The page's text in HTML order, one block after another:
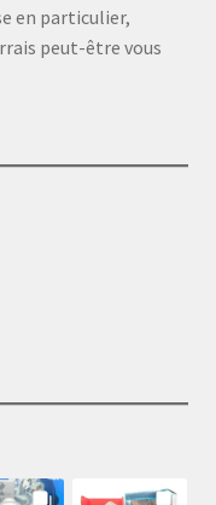
en particulier,
peut-être vous